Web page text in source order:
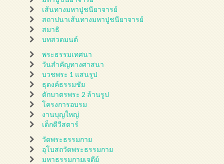
เส้นทางมหาปูชนียาจารย์
สถาปนาเส้นทางมหาปูชนียาจารย์
สมาธิ
บทสวดมนต์
พระธรรมเทศนา
วันสำคัญทางศาสนา
บวชพระ 1 แสนรูป
ธุดงค์ธรรมชัย
ตักบาตรพระ 2 ล้านรูป
โครงการอบรม
งานบุญใหญ่
เด็กดีวีสตาร์
วัดพระธรรมกาย
อุโบสถวัดพระธรรมกาย
มหาธรรมกายเจดีย์